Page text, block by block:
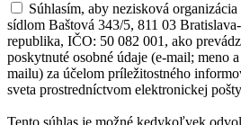
Súhlasím, aby nezisková
sídlom Baštová 343/5, 811 03
republika, IČO: 50 082 001, ako
poskytnuté osobné údaje (e-mail; meno
mailu) za účelom príležitostného
sveta prostredníctvom elektronickej